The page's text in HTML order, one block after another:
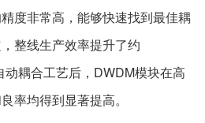
度非常高，能够快速找到最佳耦
整线生产效率提升了约
动耦合工艺后，DWDM模块在高
率均得到显著提高。